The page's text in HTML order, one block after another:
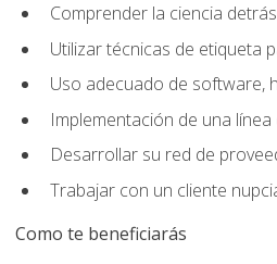
Comprender la ciencia
Utilizar técnicas de etiqueta
Uso adecuado de software,
Implementación de una
Desarrollar su red de
Trabajar con un cliente
Como te beneficiarás